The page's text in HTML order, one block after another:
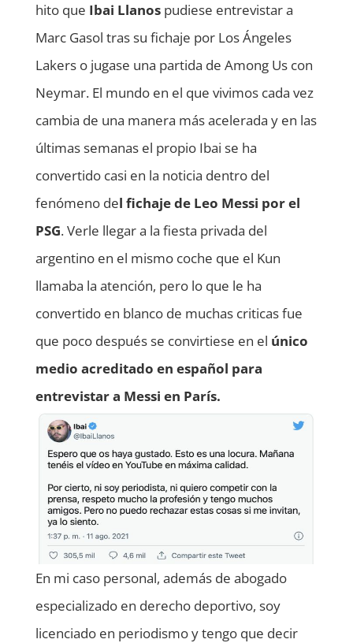
hito que Ibai Llanospudiese entrevistar a
Marc Gasol tras su fichaje por Los Ángeles
Lakers o jugase una partida de Among Us con
Neymar. El mundo en el que vivimos cada vez
cambia de una manera más acelerada y en las
últimas semanas el propio Ibai se ha
convertido casi en la noticia dentro del
fenómeno del fichaje de Leo Messi por el
PSG. Verle llegar a la fiesta privada del
argentino en el mismo coche que el Kun
llamaba la atención, pero lo que le ha
convertido en blanco de muchas criticas fue
que poco después se convirtiese en el único
medio acreditado en español para
entrevistar a Messi en París.
En mi caso personal, además de abogado
especializado en derecho deportivo, soy
licenciado en periodismo y tengo que decir